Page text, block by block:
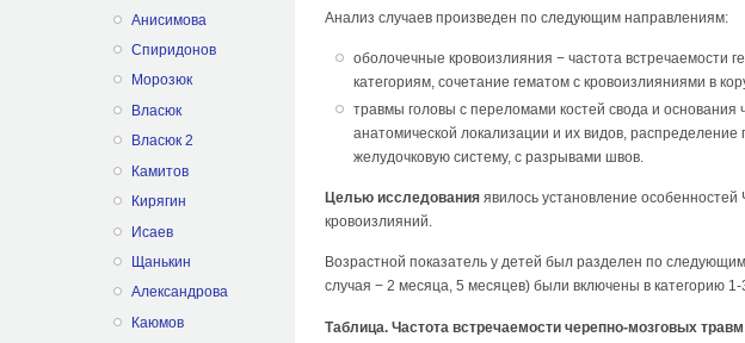
Анисимова
Спиридонов
Морозюк
Власюк
Власюк 2
Камитов
Кирягин
Исаев
Щанькин
Александрова
Каюмов
Анализ случаев произведен по следующим направлениям:
оболочечные кровоизлияния − частота встречаемости
категориям, сочетание гематом с кровоизлияниями в
травмы головы с переломами костей свода и основания
анатомической локализации и их видов,
желудочковую систему, с разрывами швов.
Целью исследования явилось установление
кровоизлияний.
Возрастной показатель у детей был разделен по
случая − 2 месяца, 5 месяцев) были включены в категорию 1-
Таблица. Частота встречаемости черепно-мозговых